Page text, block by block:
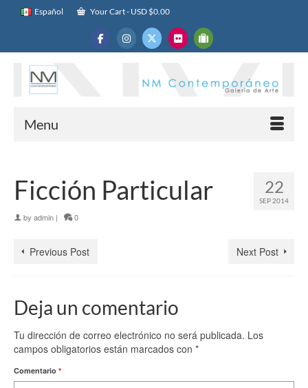
Español Your Cart- USD $0.00
Menu
22
SEP 2014
Ficción Particular
by admin | 0
Previous Post Next Post
Deja un comentario
Tu dirección de correo electrónico no será publicada. Los
campos obligatorios están marcados con *
Comentario *